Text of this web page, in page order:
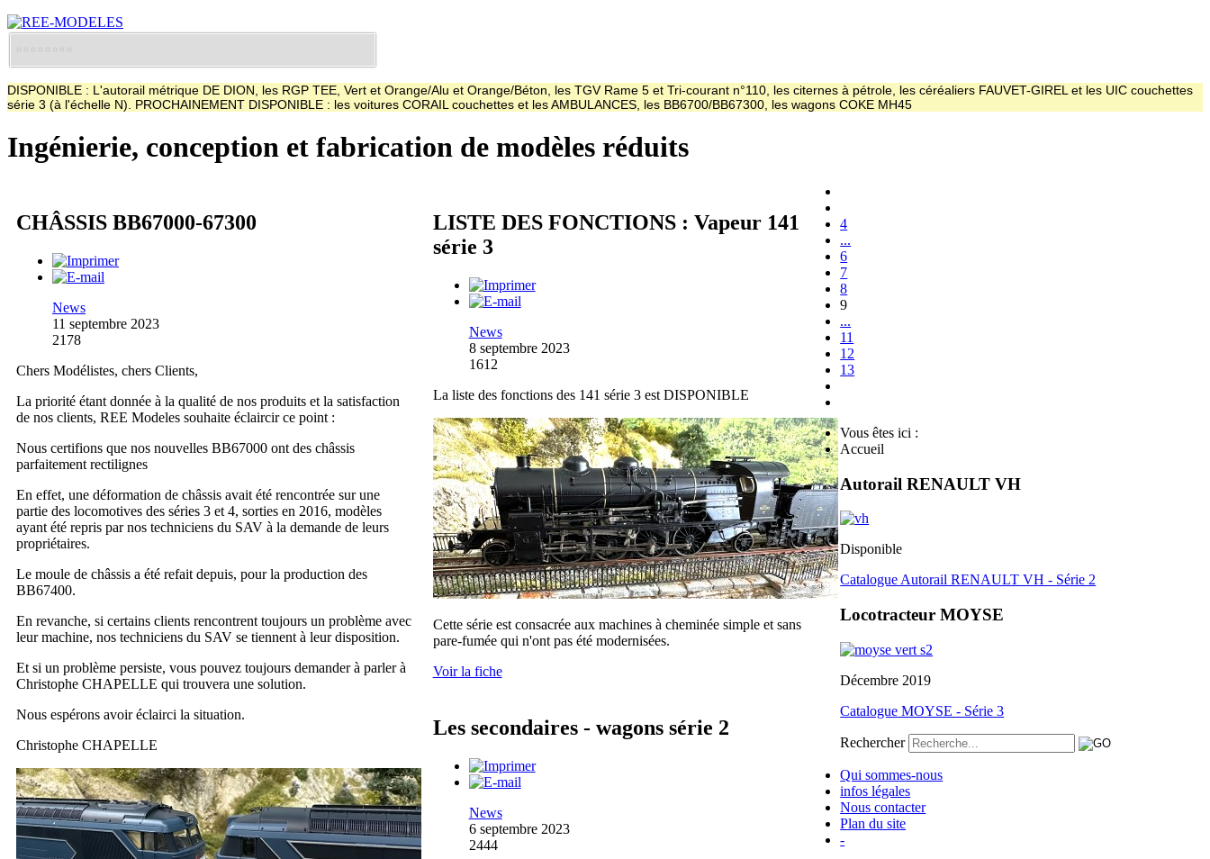
DISPONIBLE : L'autorail métrique DE DION, les RGP TEE, Vert et Orange/Alu et Orange/Béton, les TGV Rame 5 et Tri-courant n°110, les citernes à pétrole, les céréaliers FAUVET-GIREL et les UIC couchettes
série 3 (à l'échelle N). PROCHAINEMENT DISPONIBLE : les voitures CORAIL couchettes et les AMBULANCES, les BB6700/BB67300, les wagons COKE MH45
Ingénierie, conception et fabrication de modèles réduits
CHÂSSIS BB67000-67300
News
11 septembre 2023
2178
Chers Modélistes, chers Clients,
La priorité étant donnée à la qualité de nos produits et la satisfaction
de nos clients, REE Modeles souhaite éclaircir ce point :
Nous certifions que nos nouvelles BB67000 ont des châssis
parfaitement rectilignes
En effet, une déformation de châssis avait été rencontrée sur une
partie des locomotives des séries 3 et 4, sorties en 2016, modèles
ayant été repris par nos techniciens du SAV à la demande de leurs
propriétaires.
Le moule de châssis a été refait depuis, pour la production des
BB67400.
En revanche, si certains clients rencontrent toujours un problème avec
leur machine, nos techniciens du SAV se tiennent à leur disposition.
Et si un problème persiste, vous pouvez toujours demander à parler à
Christophe CHAPELLE qui trouvera une solution.
Nous espérons avoir éclairci la situation.
Christophe CHAPELLE
LISTE DES FONCTIONS : Vapeur 141
série 3
News
8 septembre 2023
1612
La liste des fonctions des 141 série 3 est DISPONIBLE
Cette série est consacrée aux machines à cheminée simple et sans
pare-fumée qui n'ont pas été modernisées.
Voir la fiche
Les secondaires - wagons série 2
News
6 septembre 2023
2444
4
...
6
7
8
9
...
11
12
13
Vous êtes ici :
Accueil
Autorail RENAULT VH
Disponible
Catalogue Autorail RENAULT VH - Série 2
Locotracteur MOYSE
Décembre 2019
Catalogue MOYSE - Série 3
Rechercher
Qui sommes-nous
infos légales
Nous contacter
Plan du site
-